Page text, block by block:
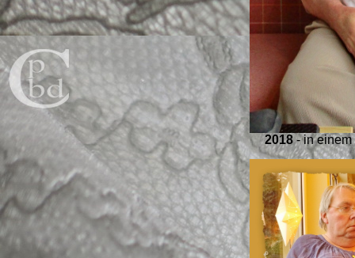
2018- in einem